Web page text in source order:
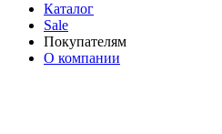
Каталог
Sale
Покупателям
О компании